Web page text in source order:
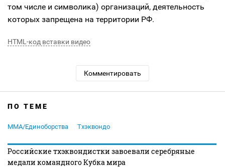
том числе и символика) организаций, деятельность
которых запрещена на территории РФ.
HTML-код вставки видео
Комментировать
ПО ТЕМЕ
MMA/Единоборства Тхэквондо
Российские тхэквондистки завоевали серебряные
медали командного Кубка мира